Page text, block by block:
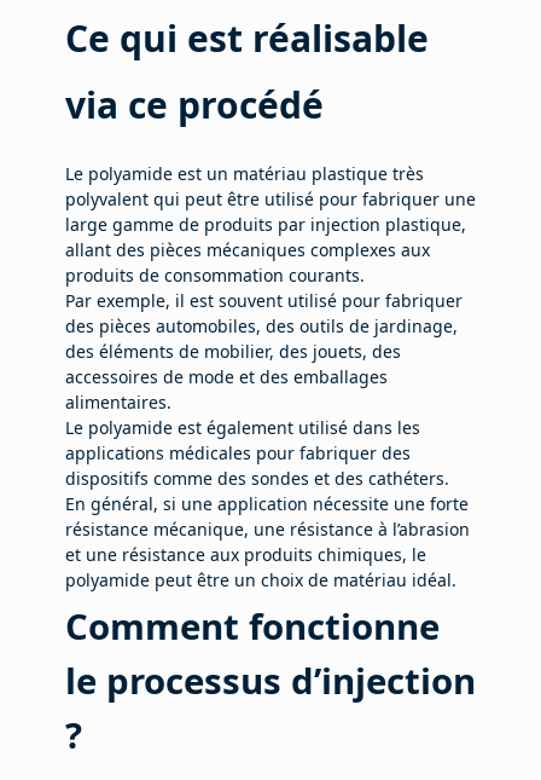
Ce qui est réalisable
via ce procédé
Le polyamide est un matériau plastique très
polyvalent qui peut être utilisé pour fabriquer une
large gamme de produits par injection plastique,
allant des pièces mécaniques complexes aux
produits de consommation courants.
Par exemple, il est souvent utilisé pour fabriquer
des pièces automobiles, des outils de jardinage,
des éléments de mobilier, des jouets, des
accessoires de mode et des emballages
alimentaires.
Le polyamide est également utilisé dans les
applications médicales pour fabriquer des
dispositifs comme des sondes et des cathéters.
En général, si une application nécessite une forte
résistance mécanique, une résistance à l’abrasion
et une résistance aux produits chimiques, le
polyamide peut être un choix de matériau idéal.
Comment fonctionne
le processus d’injection
?